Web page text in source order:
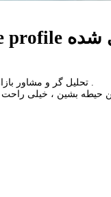
شده
تحلیل گر و مشاور بازارهای مالی سرمایه و ارز دیجیتال و حوزه بلاکچین .